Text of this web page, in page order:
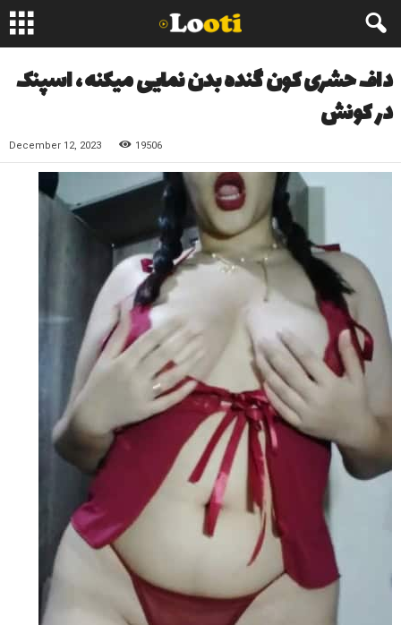
داف حشری کون گنده بدن نمایی میکنه ، اسپنک
در کونش
December 12, 2023 19506